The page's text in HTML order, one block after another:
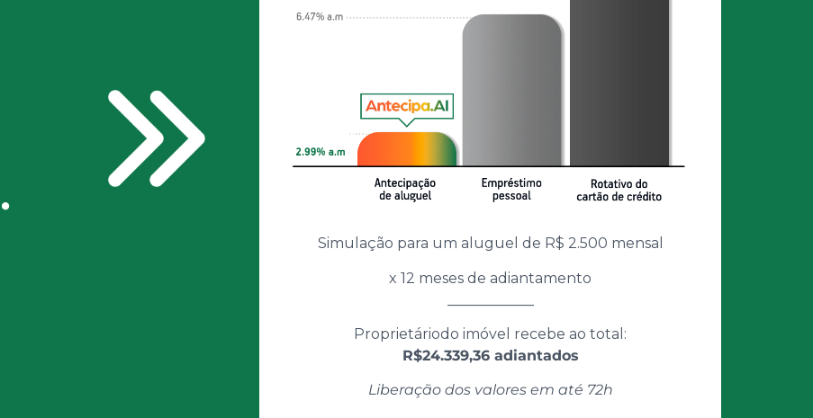
.
Simulação para um aluguel de R$ 2.500 mensal
x 12 meses de adiantamento
Proprietáriodo imóvel recebe ao total:
R$24.339,36 adiantados
Liberação dos valores em até 72h